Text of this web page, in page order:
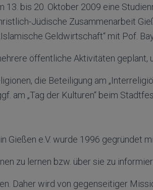
bis 20. Oktober 2009 eine
Jüdische Zusammenarbeit
Geldwirtschaft“ mit Pof.
öffentliche Aktivitäten geplant,
die Beteiligung am
am „Tag der Kulturen“ beim
Gießen e.V. wurde 1996 gegründet
zu lernen bzw. über sie zu
Daher wird von gegenseitiger